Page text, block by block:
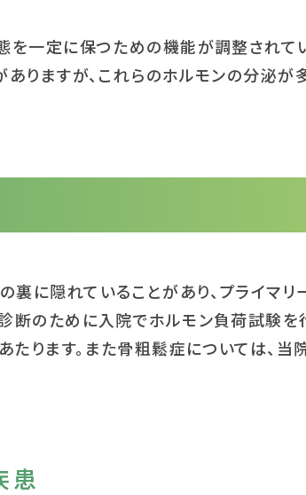
を一定に保つための機能が調整されて
りますが、これらのホルモンの分泌が
に隠れていることがあり、プライマ
断のために入院でホルモン負荷試験
ります。また骨粗鬆症については、
患